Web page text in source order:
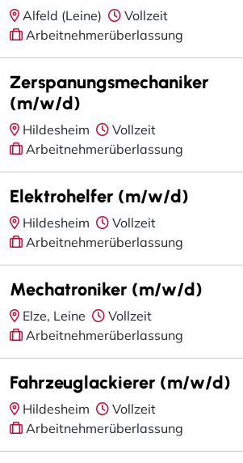
Alfeld (Leine)
Vollzeit
Arbeitnehmerüberlassung
Zerspanungsmechaniker
(m/w/d)
Hildesheim
Vollzeit
Arbeitnehmerüberlassung
Elektrohelfer (m/w/d)
Hildesheim
Vollzeit
Arbeitnehmerüberlassung
Mechatroniker (m/w/d)
Elze, Leine
Vollzeit
Arbeitnehmerüberlassung
Fahrzeuglackierer (m/w/d)
Hildesheim
Vollzeit
Arbeitnehmerüberlassung